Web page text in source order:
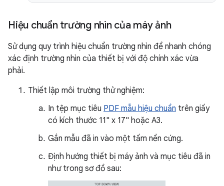
Hiệu chuẩn trường nhìn của máy ảnh
Sử dụng quy trình hiệu chuẩn trường nhìn để nhanh chóng
xác định trường nhìn của thiết bị với độ chính xác vừa
phải.
Thiết lập môi trường thử nghiệm:
In tệp mục tiêu PDF mẫu hiệu chuẩn trên giấy
có kích thước 11" x 17" hoặc A3.
Gắn mẫu đã in vào một tấm nền cứng.
Định hướng thiết bị máy ảnh và mục tiêu đã in
như trong sơ đồ sau: